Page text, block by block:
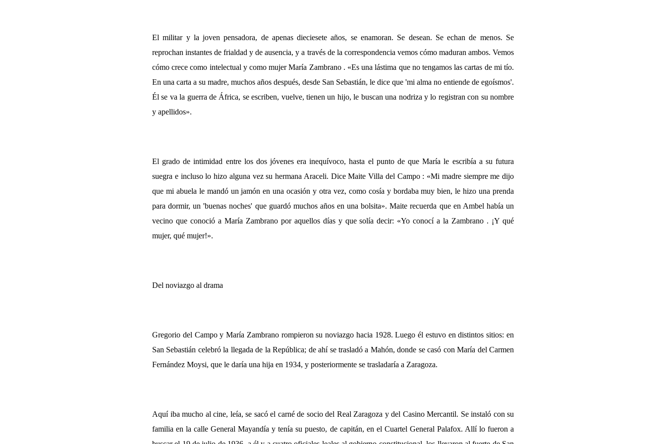
El militar y la joven pensadora, de apenas dieciesete años, se enamoran. Se desean. Se echan de menos. Se
reprochan instantes de frialdad y de ausencia, y a través de la correspondencia vemos cómo maduran ambos. Vemos
cómo crece como intelectual y como mujer María Zambrano . «Es una lástima que no tengamos las cartas de mi tío.
En una carta a su madre, muchos años después, desde San Sebastián, le dice que 'mi alma no entiende de egoísmos'.
Él se va la guerra de África, se escriben, vuelve, tienen un hijo, le buscan una nodriza y lo registran con su nombre
y apellidos».
El grado de intimidad entre los dos jóvenes era inequívoco, hasta el punto de que María le escribía a su futura
suegra e incluso lo hizo alguna vez su hermana Araceli. Dice Maite Villa del Campo : «Mi madre siempre me dijo
que mi abuela le mandó un jamón en una ocasión y otra vez, como cosía y bordaba muy bien, le hizo una prenda
para dormir, un 'buenas noches' que guardó muchos años en una bolsita». Maite recuerda que en Ambel había un
vecino que conoció a María Zambrano por aquellos días y que solía decir: «Yo conocí a la Zambrano . ¡Y qué
mujer, qué mujer!».
Del noviazgo al drama
Gregorio del Campo y María Zambrano rompieron su noviazgo hacia 1928. Luego él estuvo en distintos sitios: en
San Sebastián celebró la llegada de la República; de ahí se trasladó a Mahón, donde se casó con María del Carmen
Fernández Moysi, que le daría una hija en 1934, y posteriormente se trasladaría a Zaragoza.
Aquí iba mucho al cine, leía, se sacó el carné de socio del Real Zaragoza y del Casino Mercantil. Se instaló con su
familia en la calle General Mayandía y tenía su puesto, de capitán, en el Cuartel General Palafox. Allí lo fueron a